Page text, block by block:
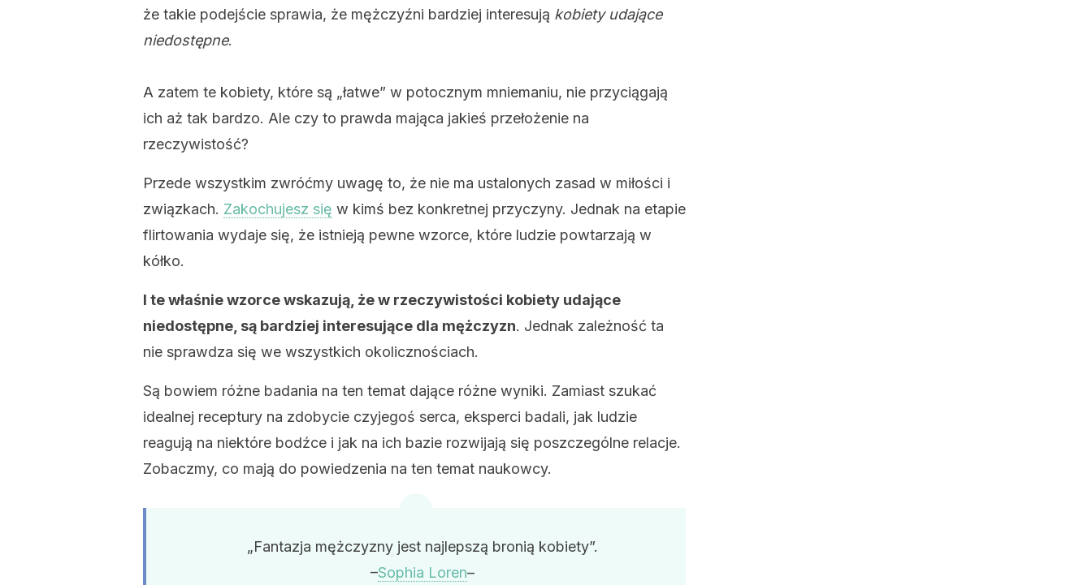
że takie podejście sprawia, że mężczyźni bardziej interesują kobiety udające
niedostępne.
A zatem te kobiety, które są „łatwe” w potocznym mniemaniu, nie przyciągają
ich aż tak bardzo. Ale czy to prawda mająca jakieś przełożenie na
rzeczywistość?
Przede wszystkim zwróćmy uwagę to, że nie ma ustalonych zasad w miłości i
związkach. Zakochujesz się w kimś bez konkretnej przyczyny. Jednak na etapie
flirtowania wydaje się, że istnieją pewne wzorce, które ludzie powtarzają w
kółko.
I te właśnie wzorce wskazują, że w rzeczywistości kobiety udające
niedostępne, są bardziej interesujące dla mężczyzn. Jednak zależność ta
nie sprawdza się we wszystkich okolicznościach.
Są bowiem różne badania na ten temat dające różne wyniki. Zamiast szukać
idealnej receptury na zdobycie czyjegoś serca, eksperci badali, jak ludzie
reagują na niektóre bodźce i jak na ich bazie rozwijają się poszczególne relacje.
Zobaczmy, co mają do powiedzenia na ten temat naukowcy.
„Fantazja mężczyzny jest najlepszą bronią kobiety”.
–Sophia Loren–